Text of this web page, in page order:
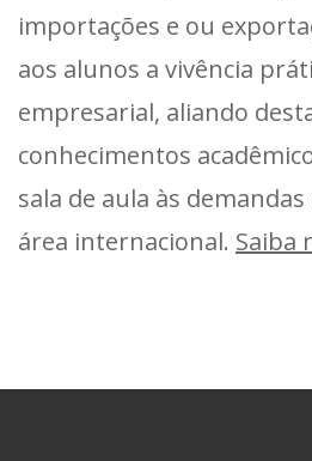
importações e ou
aos alunos a vivência
empresarial, aliando
conhecimentos
sala de aula às
área internacional. Saiba